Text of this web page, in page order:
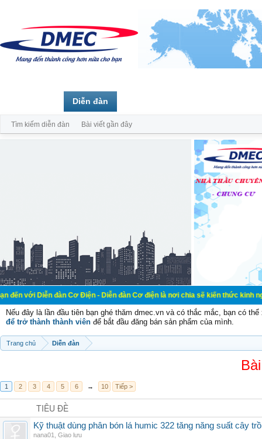
đàn Cơ Điện - Diễn đàn Cơ điện là nơi chia sẽ kiến thức kinh nghiệm
Nếu đây là lần đầu tiên bạn ghé thăm dmec.vn và có thắc mắc, bạn có
để trở thành thành viên để bắt đầu đăng bán sản phẩm của mình.
Trang chủ Diễn đàn
1 2 3 4 5 6 → 10 Tiếp >
TIÊU ĐỀ
Kỹ thuật dùng phân bón lá humic 322 tăng năng suất cây
nana01
Giao lưu
Diễn đàn
Tìm kiếm diễn đàn Bài viết gần đây